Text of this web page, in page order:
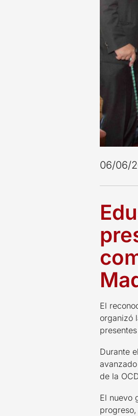
06/06/
El
organizó
Durante
de la
El nuevo